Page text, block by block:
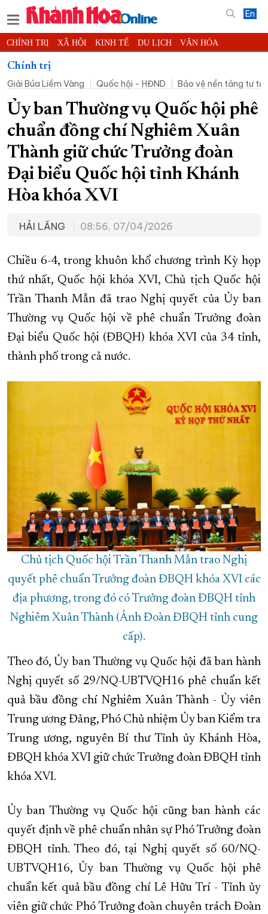
En
CHÍNH TRỊ XÃ HỘI KINH TẾ DU LỊCH VĂN HÓA
THỂ THAO
KHOA HỌC - CÔNG NGHỆ PHÁP LUẬT BẠN ĐỌC PHÓNG SỰ
THẾ GIỚI MULTIMEDIA VIDEO ĐỌC BÁO ONLINE
PODCAST THÔNG TIN - QUẢNG CÁO
QUY HOẠCH TỈNH KHÁNH HÒA
TRƯỜNG SA BIỂN ĐẢO QUÊ HƯƠNG
CHUNG TAY CẢI CÁCH HÀNH CHÍNH
TÀU - XE - MÁY BAY
KHOẢNH KHẮC ĐẸP XỨ TRẦM
XÂY DỰNG KHÁNH HÒA TRỞ THÀNH THÀNH PHỐ TRỰC THUỘC
TRANG CHỦ VỀ BÁO KHÁNH HÒA
Chính trị
Giải Búa Liềm Vàng
Quốc hội - HĐND Bảo vệ nền tảng tư
Ủy ban Thường vụ Quốc hội phê
chuẩn đồng chí Nghiêm Xuân
Thành giữ chức Trưởng đoàn
Đại biểu Quốc hội tỉnh Khánh
Hòa khóa XVI
HẢI LĂNG 08:56, 07/04/2026
Chiều 6-4, trong khuôn khổ chương trình Kỳ họp
thứ nhất, Quốc hội khóa XVI, Chủ tịch Quốc hội
Trần Thanh Mẫn đã trao Nghị quyết của Ủy ban
Thường vụ Quốc hội về phê chuẩn Trưởng đoàn
Đại biểu Quốc hội (ĐBQH) khóa XVI của 34 tỉnh,
thành phố trong cả nước.
Chủ tịch Quốc hội Trần Thanh Mẫn trao Nghị
quyết phê chuẩn Trưởng đoàn ĐBQH khóa XVI các
địa phương, trong đó có Trưởng đoàn ĐBQH tỉnh
Nghiêm Xuân Thành (Ảnh Đoàn ĐBQH tỉnh cung
cấp).
Theo đó, Ủy ban Thường vụ Quốc hội đã ban hành
Nghị quyết số 29/NQ-UBTVQH16 phê chuẩn kết
quả bầu đồng chí Nghiêm Xuân Thành - Ủy viên
Trung ương Đảng, Phó Chủ nhiệm Ủy ban Kiểm tra
Trung ương, nguyên Bí thư Tỉnh ủy Khánh Hòa,
ĐBQH khóa XVI giữ chức Trưởng đoàn ĐBQH tỉnh
khóa XVI.
Ủy ban Thường vụ Quốc hội cũng ban hành các
quyết định về phê chuẩn nhân sự Phó Trưởng đoàn
ĐBQH tỉnh. Theo đó, tại Nghị quyết số 60/NQ-
UBTVQH16, Ủy ban Thường vụ Quốc hội phê
chuẩn kết quả bầu đồng chí Lê Hữu Trí - Tỉnh ủy
viên giữ chức Phó Trưởng đoàn chuyên trách Đoàn